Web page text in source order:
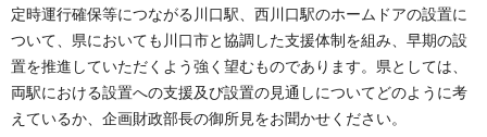
定時運行確保等につながる川口駅、西川口駅のホームドアの設置に
ついて、県においても川口市と協調した支援体制を組み、早期の設
置を推進していただくよう強く望むものであります。県としては、
両駅における設置への支援及び設置の見通しについてどのように考
えているか、企画財政部長の御所見をお聞かせください。